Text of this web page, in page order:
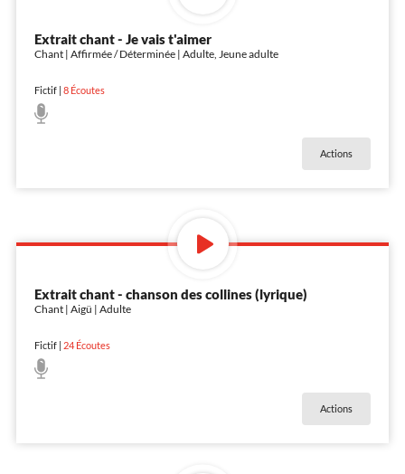
Extrait chant - Je vais t'aimer
Chant | Affirmée / Déterminée | Adulte, Jeune adulte
Fictif| 8Écoutes
Actions
Extrait chant - chanson des collines (lyrique)
Chant | Aigü | Adulte
Fictif| 24Écoutes
Actions